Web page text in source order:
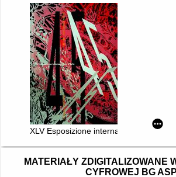
XLV Esposizione internazionale d'arte
MATERIAŁY ZDIGITALIZOWANE
CYFROWEJ BG ASP